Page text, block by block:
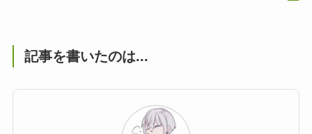
記事を書いたのは...